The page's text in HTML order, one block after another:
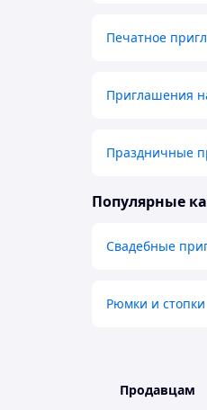
Печатное
Приглашения
Праздничные
Популярные
Свадебные
Рюмки и стопки
Продавцам